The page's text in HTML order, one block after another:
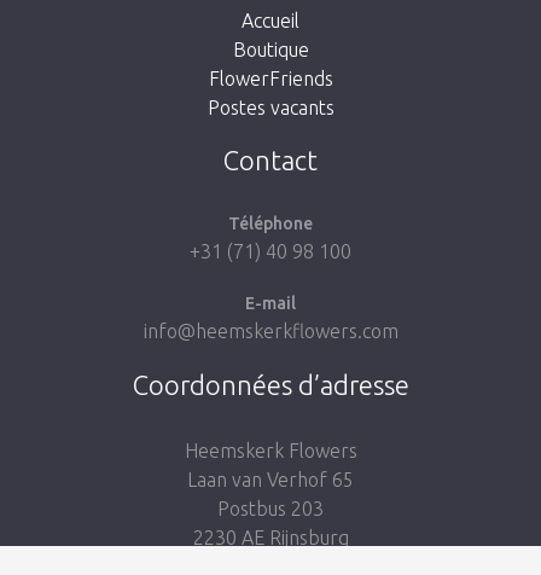
Accueil
Boutique
FlowerFriends
Postes vacants
Contact
Téléphone
+31 (71) 40 98 100
E-mail
info@heemskerkflowers.com
Coordonnées d’adresse
Heemskerk Flowers
Laan van Verhof 65
Postbus 203
2230 AE Rijnsburg